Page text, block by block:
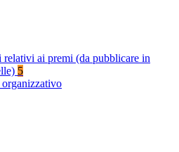
relativi ai premi (da pubblicare in
5
organizzativo